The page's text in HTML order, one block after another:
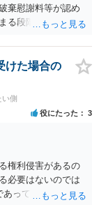
棄慰謝料等が認め
る段階の場合、独
はごもっともです
なくなる可能性が
よかったと割り切
けた場合の
い側
役にたった 3
権利侵害があるの
必要はないのでは
あっても、そこに紐